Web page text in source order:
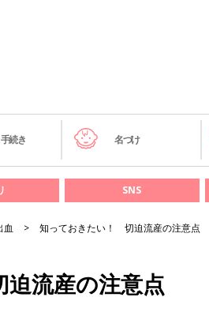
続き 名づけ
SNS
血 知っておきたい！ 切迫流産の注意点
流産の注意点